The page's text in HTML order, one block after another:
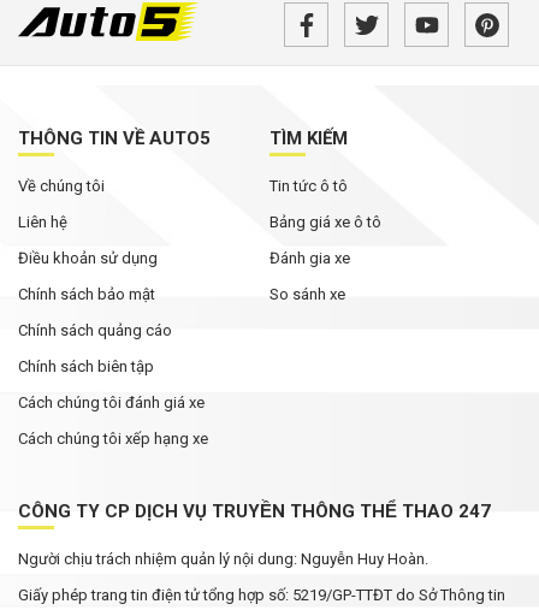
THÔNG TIN VỀ AUTO5
Về chúng tôi
Liên hệ
Điều khoản sử dụng
Chính sách bảo mật
Chính sách quảng cáo
Chính sách biên tập
Cách chúng tôi đánh giá xe
Cách chúng tôi xếp hạng xe
TÌM KIẾM
Tin tức ô tô
Bảng giá xe ô tô
Đánh gia xe
So sánh xe
CÔNG TY CP DỊCH VỤ TRUYỀN THÔNG THỂ THAO 247
Người chịu trách nhiệm quản lý nội dung: Nguyễn Huy Hoàn.
Giấy phép trang tin điện tử tổng hợp số: 5219/GP-TTĐT do Sở Thông tin